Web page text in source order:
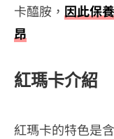
卡醯胺， 因此保
昂
紅瑪卡介紹
紅瑪卡的特色是